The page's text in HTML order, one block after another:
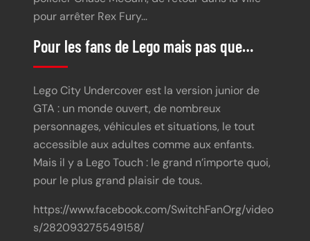
pour arrêter Rex Fury…
Pour les fans de Lego mais pas que…
Lego City Undercover est la version junior de
GTA : un monde ouvert, de nombreux
personnages, véhicules et situations, le tout
accessible aux adultes comme aux enfants.
Mais il y a Lego Touch : le grand n’importe quoi,
pour le plus grand plaisir de tous.
https://www.facebook.com/SwitchFanOrg/video
s/282093275549158/